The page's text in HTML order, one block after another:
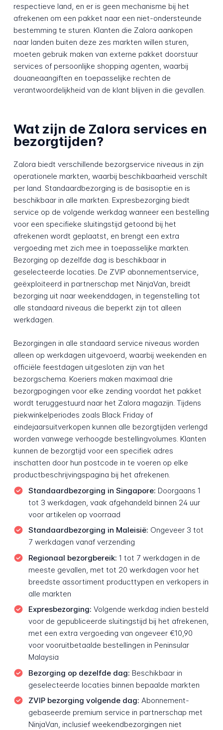
respectieve land, en er is geen mechanisme bij het
afrekenen om een pakket naar een niet-ondersteunde
bestemming te sturen. Klanten die Zalora aankopen
naar landen buiten deze zes markten willen sturen,
moeten gebruik maken van externe pakket doorstuur
services of persoonlijke shopping agenten, waarbij
douaneaangiften en toepasselijke rechten de
verantwoordelijkheid van de klant blijven in die gevallen.
Wat zijn de Zalora services en
bezorgtijden?
Zalora biedt verschillende bezorgservice niveaus in zijn
operationele markten, waarbij beschikbaarheid verschilt
per land. Standaardbezorging is de basisoptie en is
beschikbaar in alle markten. Expresbezorging biedt
service op de volgende werkdag wanneer een bestelling
voor een specifieke sluitingstijd getoond bij het
afrekenen wordt geplaatst, en brengt een extra
vergoeding met zich mee in toepasselijke markten.
Bezorging op dezelfde dag is beschikbaar in
geselecteerde locaties. De ZVIP abonnementservice,
geëxploiteerd in partnerschap met NinjaVan, breidt
bezorging uit naar weekenddagen, in tegenstelling tot
alle standaard niveaus die beperkt zijn tot alleen
werkdagen.
Bezorgingen in alle standaard service niveaus worden
alleen op werkdagen uitgevoerd, waarbij weekenden en
officiële feestdagen uitgesloten zijn van het
bezorgschema. Koeriers maken maximaal drie
bezorgpogingen voor elke zending voordat het pakket
wordt teruggestuurd naar het Zalora magazijn. Tijdens
piekwinkelperiodes zoals Black Friday of
eindejaarsuitverkopen kunnen alle bezorgtijden verlengd
worden vanwege verhoogde bestellingvolumes. Klanten
kunnen de bezorgtijd voor een specifiek adres
inschatten door hun postcode in te voeren op elke
productbeschrijvingspagina bij het afrekenen.
Standaardbezorging in Singapore: Doorgaans 1
tot 3 werkdagen, vaak afgehandeld binnen 24 uur
voor artikelen op voorraad
Standaardbezorging in Maleisië: Ongeveer 3 tot
7 werkdagen vanaf verzending
Regionaal bezorgbereik: 1 tot 7 werkdagen in de
meeste gevallen, met tot 20 werkdagen voor het
breedste assortiment producttypen en verkopers in
alle markten
Expresbezorging: Volgende werkdag indien besteld
voor de gepubliceerde sluitingstijd bij het afrekenen,
met een extra vergoeding van ongeveer €10,90
voor vooruitbetaalde bestellingen in Peninsular
Malaysia
Bezorging op dezelfde dag: Beschikbaar in
geselecteerde locaties binnen bepaalde markten
ZVIP bezorging volgende dag: Abonnement-
gebaseerde premium service in partnerschap met
NinjaVan, inclusief weekendbezorgingen niet